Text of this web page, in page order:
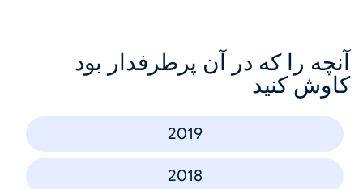
آنچه را که در آن پرطرفدار بود
کاوش کنید
2019
2018